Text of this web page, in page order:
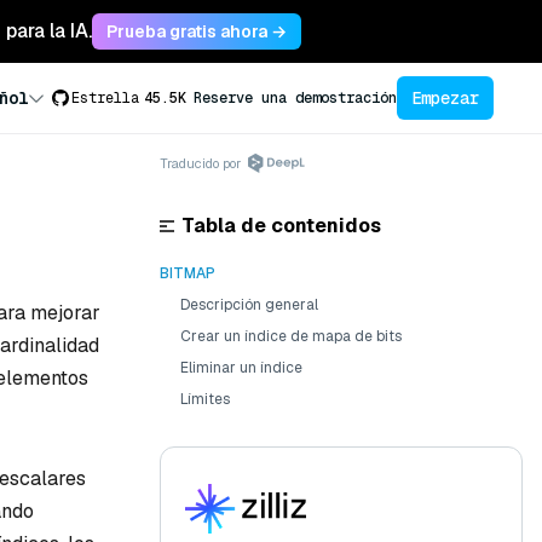
la IA. Prueba gratis ahora →
Estrella 45.5K Reserve una demostración Empezar
mejorar
Traducido por
Tabla de contenidos
BITMAP
Descripción general
Crear un índice de mapa de bits
Eliminar un índice
Límites